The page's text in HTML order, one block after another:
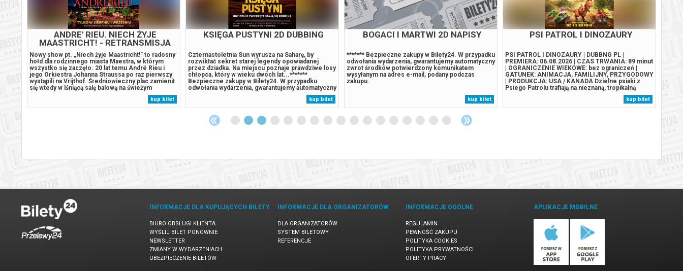
bilet
ANDRE' RIEU. NIECH ŻYJE
MAASTRICHT! - RETRANSMISJA
KONCERTU
Nowy show pt. „Niech żyje Maastricht!” to radosny
hołd dla rodzinnego miasta Maestra, w którym
wszystko się zaczęło. 20 lat temu André Rieu i
jego Orkiestra Johanna Straussa po raz pierwszy
wystąpili na Vrijthof. Średniowieczny plac zamienił
się wtedy w lśniącą salę balową na świeżym
powietrzu. Publiczność wysłuchała pierwszego
tego typu koncertu, a wszystko pod letnim
niebem, usianym migoczącymi gwiazdami.*******...
kup bilet
KSIĘGA PUSTYNI 2D DUBBING
Czternastoletnia Sun wyrusza na Saharę, by
rozwikłać sekret starej legendy opowiadanej
przez dziadka. Na miejscu poznaje prawdziwe losy
chłopca, który w wieku dwóch lat...*******
Bezpieczne zakupy w Bilety24. W przypadku
odwołania wydarzenia, gwarantujemy automatyczny
zwrot środków potwierdzony komunikatem
wysyłanym na adres e-mail, podany podczas
zakupu.
kup bilet
BOGACI I MARTWI 2D NAPISY
******* Bezpieczne zakupy w Bilety24. W przypadku
odwołania wydarzenia, gwarantujemy automatyczny
zwrot środków potwierdzony komunikatem
wysyłanym na adres e-mail, podany podczas
zakupu.
kup bilet
PSI PATROL I DINOZAURY
PSI PATROL I DINOZAURY | DUBBNG PL |
PREMIERA: 06.08.2026 | CZAS TRWANIA: 89 minut
| OGRANICZENIE WIEKOWE: bez ograniczeń |
GATUNEK: ANIMACJA, FAMILIJNY, PRZYGODOWY
| PRODUKCJA: USA / KANADA Dzielne psiaki z
Psiego Patrolu trafiają na nieznaną, tropikalną
wyspę pełną dinozaurów po tym, jak ich statek
rozbija się w wyniku gwałtownego sztormu. Na
wyspie spotykają szczeniaka Rexa, który od lat jest
kup bilet
INFORMACJE DLA KUPUJĄCYCH BILETY
BIURO OBSŁUGI KLIENTA
WYŚLIJ BILET PONOWNIE
NEWSLETTER
ZMIANY W WYDARZENIACH
UBEZPIECZENIE BILETÓW
INFORMACJE DLA ORGANIZATORÓW
DLA ORGANIZATORÓW
SYSTEM BILETOWY
REFERENCJE
INFORMACJE OGÓLNE
REGULAMIN
PEWNOŚĆ ZAKUPU
POLITYKA COOKIES
POLITYKA PRYWATNOŚCI
OFERTY PRACY
APLIKACJE MOBILNE